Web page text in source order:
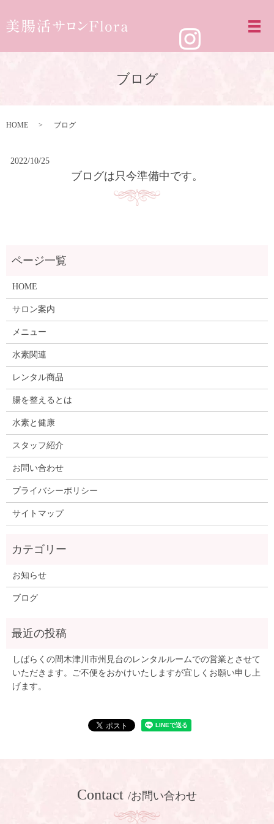
ブログ
HOME ブログ
2022/10/25
ブログは只今準備中です。
HOME
サロン案内
メニュー
水素関連
レンタル商品
腸を整えるとは
水素と健康
スタッフ紹介
お問い合わせ
プライバシーポリシー
サイトマップ
お知らせ
ブログ
しばらくの間木津川市州見台のレンタルルームでの営業とさせて
いただきます。ご不便をおかけいたしますが宜しくお願い申し上
げます。
Contact /お問い合わせ